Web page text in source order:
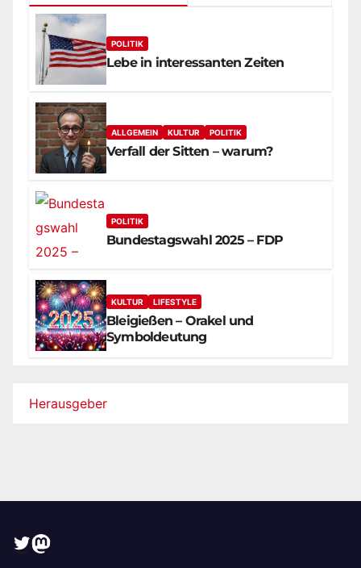
POLITIK
Lebe in interessanten Zeiten
ALLGEMEIN KULTUR POLITIK
Verfall der Sitten – warum?
POLITIK
Bundestagswahl 2025 – FDP
KULTUR LIFESTYLE
Bleigießen – Orakel und
Symboldeutung
Herausgeber
Twitter
Mastodon